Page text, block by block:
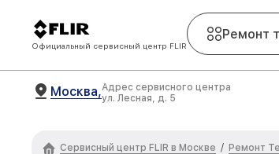
Официальный сервисный центр FLIR
Ремонт
Москва,Адрес сервисного центра
ул. Лесная, д. 5
Сервисный центр FLIR в Москве / Ремонт